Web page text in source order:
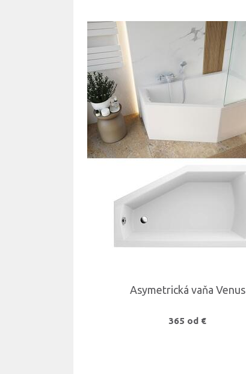
Asymetrická vaňa Venus
365 od €